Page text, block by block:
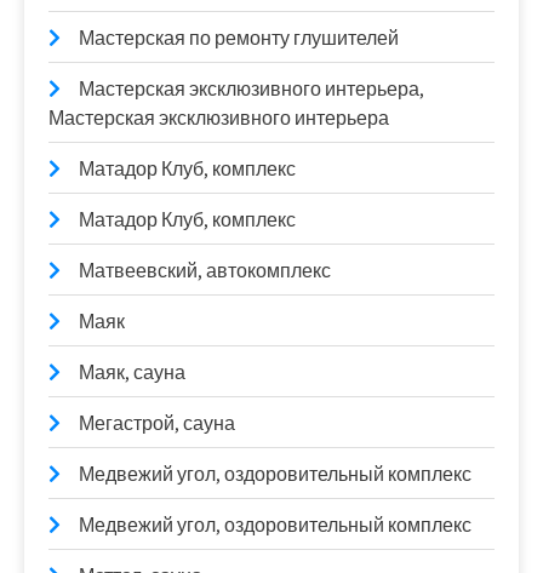
Мастерская по ремонту глушителей
Мастерская эксклюзивного интерьера,
Мастерская эксклюзивного интерьера
Матадор Клуб, комплекс
Матадор Клуб, комплекс
Матвеевский, автокомплекс
Маяк
Маяк, сауна
Мегастрой, сауна
Медвежий угол, оздоровительный комплекс
Медвежий угол, оздоровительный комплекс